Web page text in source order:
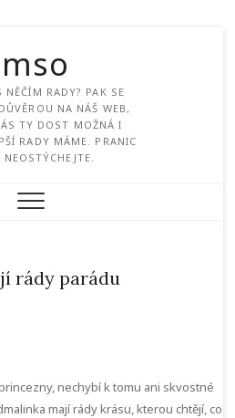
NĚČÍM RADY? PAK SE
NA NÁŠ WEB,
TY DOST MOŽNÁ I
RADY MÁME. PRANIC
NEOSTÝCHEJTE.
rády parádu
nechybí k tomu ani skvostné
mají rády krásu, kterou chtějí, co